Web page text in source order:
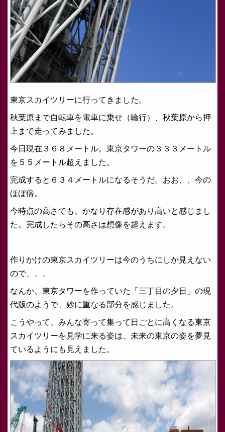
東京スカイツリーに行ってきました。
秋葉原まで自転車を電車に乗せ（輪行）、秋葉原から押
上まで走ってみました。
今日現在３６８メートル。東京タワーの３３３メートル
を５５メートル超えました。
完成すると６３４メートルになるそうだ。おお、、今の
ほぼ倍。
今時点の高さでも、かなり存在感があり高いと感じまし
た。完成したらその高さは想像を超えます。
作りかけの東京スカイツリーは今のうちにしか見えない
ので、、、
なんか、東京タワーを作っていた「三丁目の夕日」の現
代版のようで、妙に重なる部分を感じました。
こうやって、みんな寄って集って日ごとに高くなる東京
スカイツリーを見学に来る姿は、未来の東京の姿を夢見
ているようにも見えました。